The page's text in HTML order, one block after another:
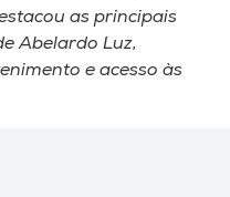
as principais
Abelardo Luz,
e acesso às